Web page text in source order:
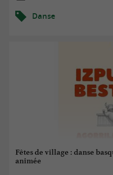
Danse
Fêtes de village : danse
animée